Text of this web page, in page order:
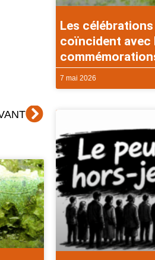
Suivant
Les
coïncident avec
7 mai 2026